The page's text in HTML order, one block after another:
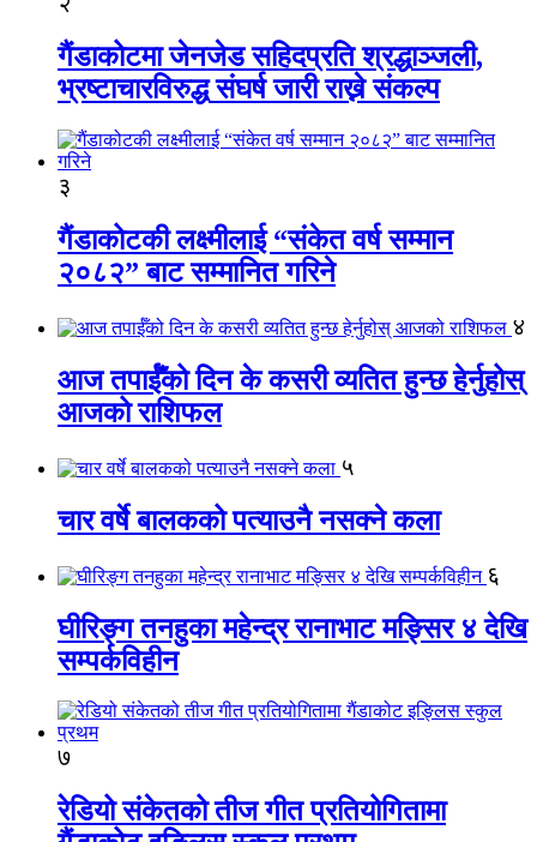
गैंडाकोटमा जेनजेड सहिदप्रति श्रद्धाञ्जली,
भ्रष्टाचारविरुद्ध संघर्ष जारी राख्ने संकल्प
३
गैंडाकोटकी लक्ष्मीलाई “संकेत वर्ष सम्मान
२०८२” बाट सम्मानित गरिने
४
आज तपाईँको दिन के कसरी व्यतित हुन्छ हेर्नुहोस्
आजको राशिफल
५
चार वर्षे बालकको पत्याउनै नसक्ने कला
६
घीरिङ्ग तनहुका महेन्द्र रानाभाट मङ्सिर ४ देखि
सम्पर्कविहीन
७
रेडियो संकेतको तीज गीत प्रतियोगितामा